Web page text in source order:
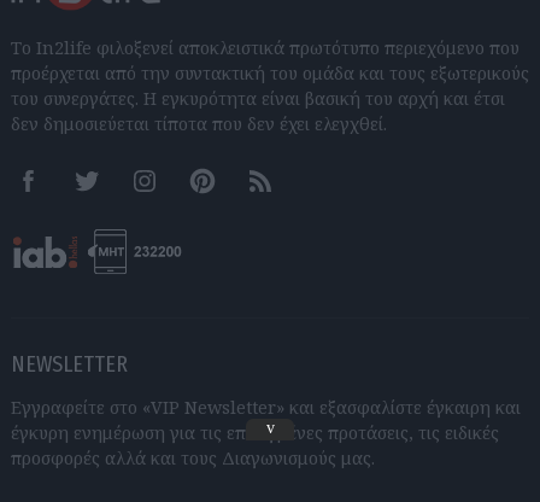
Το In2life φιλοξενεί αποκλειστικά πρωτότυπο περιεχόμενο που
προέρχεται από την συντακτική του ομάδα και τους εξωτερικούς
του συνεργάτες. Η εγκυρότητα είναι βασική του αρχή και έτσι
δεν δημοσιεύεται τίποτα που δεν έχει ελεγχθεί.
FacebookTwitter InstagramPinterestRSS feeds
NEWSLETTER
Εγγραφείτε στο «VIP Newsletter» και εξασφαλίστε έγκαιρη και
έγκυρη ενημέρωση για τις επιλεγμένες προτάσεις, τις ειδικές
προσφορές αλλά και τους Διαγωνισμούς μας.
v